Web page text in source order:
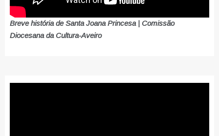
Breve história de Santa Joana Princesa | Comissão
Diocesana da Cultura-Aveiro